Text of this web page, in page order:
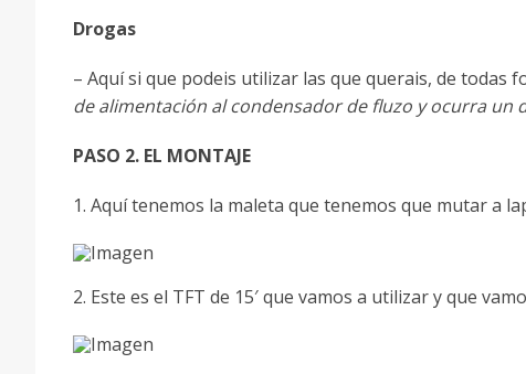
Drogas
– Aquí si que podeis utilizar las que querais, de todas
de alimentación al condensador de fluzo y ocurra un
PASO 2. EL MONTAJE
1. Aquí tenemos la maleta que tenemos que mutar a
2. Este es el TFT de 15′ que vamos a utilizar y que